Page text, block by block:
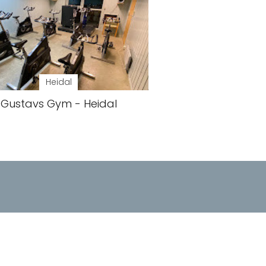
Heidal
Gustavs Gym - Heidal